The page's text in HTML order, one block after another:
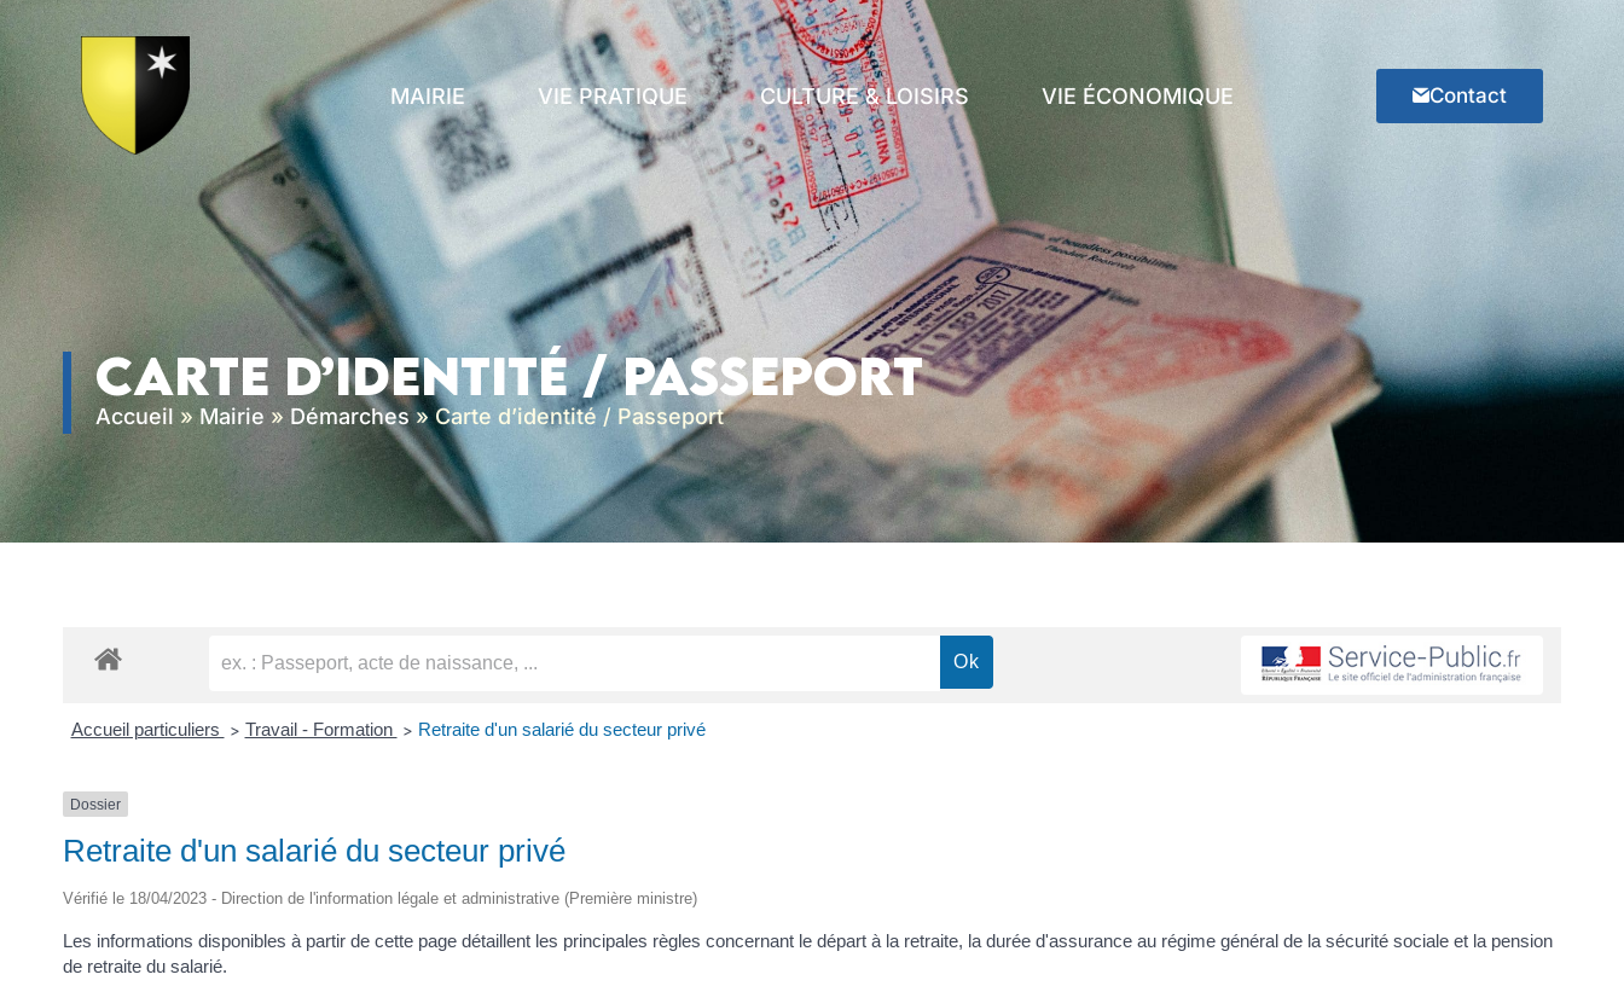
principal
MAIRIE VIE PRATIQUE CULTURE & LOISIRS VIE ÉCONOMIQUE Contact
Carte d’identité / Passeport
Accueil »Mairie » Démarches»Carte d’identité / Passeport
Accueil particuliers > Travail - Formation > Retraite d'un salarié du secteur privé
Dossier
Retraite d'un salarié du secteur privé
Vérifié le 18/04/2023 - Direction de l'information légale et administrative (Première ministre)
Les informations disponibles à partir de cette page détaillent les principales règles concernant le départ à la retraite, la durée d'assurance au régime général de la sécurité sociale et la pension
de retraite du salarié.